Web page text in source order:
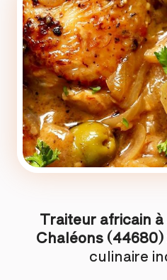
Traiteur africain
Chaléons (44680)
culinaire